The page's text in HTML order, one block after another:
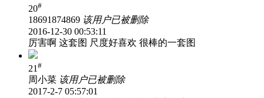
20#
18691874869 该用户已被删除
2016-12-30 00:53:11
厉害啊 这套图 尺度好喜欢 很棒的一套图
21#
周小菜 该用户已被删除
2017-2-7 05:57:01